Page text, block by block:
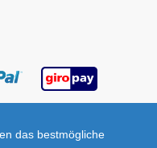
das bestmögliche